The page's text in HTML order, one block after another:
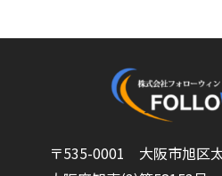
〒535-0001 大阪市旭区